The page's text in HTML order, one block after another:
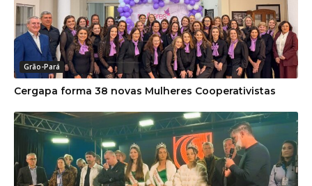
Grão-Pará
Cergapa forma 38 novas Mulheres Cooperativistas